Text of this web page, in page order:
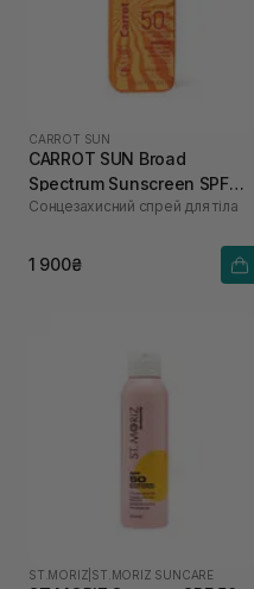
CARROT SUN
CARROT SUN Broad
Spectrum Sunscreen SPF
50+ 250 мл
Сонцезахисний спрей для тіла
1 900₴
ST.MORIZ ST.MORIZ SUNCARE